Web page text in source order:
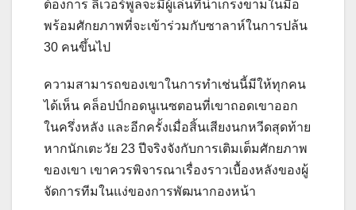
ต้องการ ลิเวอร์พูลจะมีผู้เล่นที่น่าเกรงขามในมือ
พร้อมศักยภาพที่จะเข้าร่วมกับซาลาห์ในการปล้น
30 คนขึ้นไป
ความสามารถของเขาในการทำเช่นนี้มีให้ทุกคน
ได้เห็น คล็อปป์กอดนูเนซตอนที่เขาถอดเขาออก
ในครึ่งหลัง และอีกครั้งเมื่อสิ้นเสียงนกหวีดสุดท้าย
หากนักเตะวัย 23 ปีจริงจังกับการเติมเต็มศักยภาพ
ของเขา เขาควรพิจารณาเรื่องราวเบื้องหลังของผู้
จัดการทีมในแง่ของการพัฒนากองหน้า